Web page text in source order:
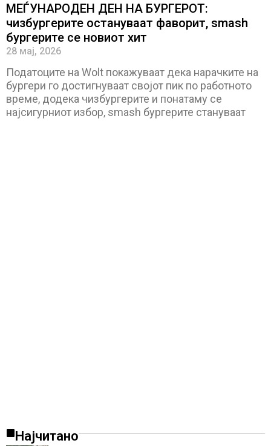
МЕЃУНАРОДЕН ДЕН НА БУРГЕРОТ:
чизбургерите остануваат фаворит, smash
бургерите се новиот хит
28 мај, 2026
Податоците на Wolt покажуваат дека нарачките на
бургери го достигнуваат својот пик по работното
време, додека чизбургерите и понатаму се
најсигурниот избор, smash бургерите стануваат
Најчитано